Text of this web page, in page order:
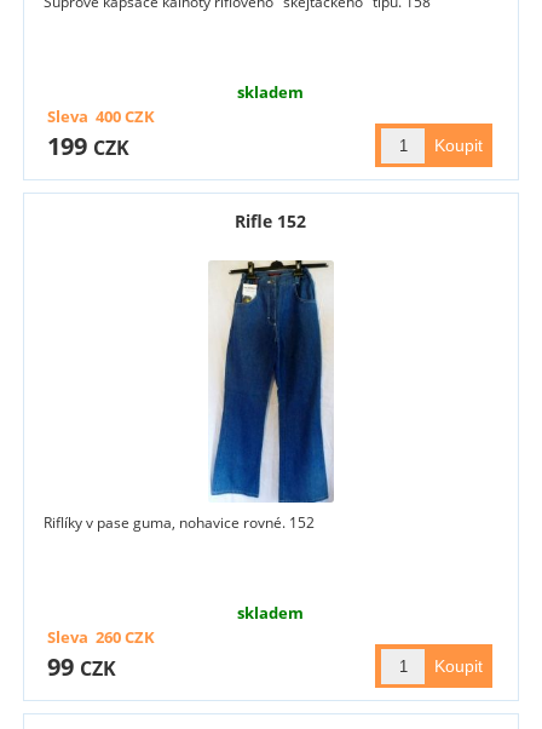
skladem
199 CZK
Sleva 400CZK
Rifle 152
Riflíky v pase guma, nohavice rovné. 152
skladem
99 CZK
Sleva 260CZK